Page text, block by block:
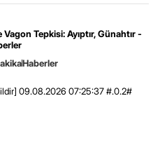
Tepkisi: Ayıptır, Günahtır -
Haberler
09.08.2026 07:25:37 #.0.2#